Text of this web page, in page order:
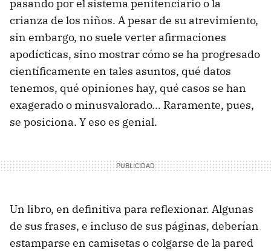
pasando por el sistema penitenciario o la
crianza de los niños. A pesar de su atrevimiento,
sin embargo, no suele verter afirmaciones
apodícticas, sino mostrar cómo se ha progresado
científicamente en tales asuntos, qué datos
tenemos, qué opiniones hay, qué casos se han
exagerado o minusvalorado... Raramente, pues,
se posiciona. Y eso es genial.
Un libro, en definitiva para reflexionar. Algunas
de sus frases, e incluso de sus páginas, deberían
estamparse en camisetas o colgarse de la pared